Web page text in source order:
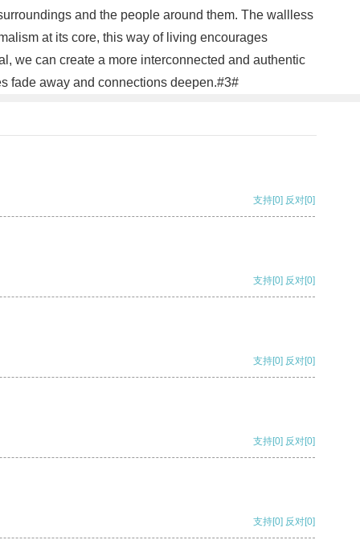
and the people around them. The wallless
at its core, this way of living encourages
we can create a more interconnected and authentic
fade away and connections deepen.#3#
支持[0] 反对[0]
支持[0] 反对[0]
支持[0] 反对[0]
支持[0] 反对[0]
支持[0] 反对[0]